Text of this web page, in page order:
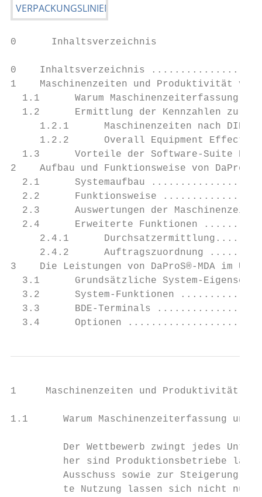
0      Inhaltsverzeichnis
0    Inhaltsverzeichnis
1    Maschinenzeiten und
1.1      Warum Maschinenzeiterfassung
1.2      Ermittlung der Kennzahlen zur
1.2.1      Maschinenzeiten nach DIN
1.2.2      Overall Equipment
1.3      Vorteile der Software-Suite
2    Aufbau und Funktionsweise
2.1      Systemaufbau
2.2      Funktionsweise
2.3      Auswertungen der
2.4      Erweiterte Funktionen
2.4.1
2.4.2      Auftragszuordnung
3    Die Leistungen von DaProS®-
3.1      Grundsätzliche System-
3.2      System-Funktionen
3.3      BDE-Terminals
3.4      Optionen
1     Maschinenzeiten und Produktivität
1.1      Warum Maschinenzeiterfassung
Der Wettbewerb zwingt jedes
her sind Produktionsbetriebe
Ausschuss sowie zur Steigerung
te Nutzung lassen sich nicht nur